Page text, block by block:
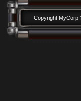
Copyright MyCorp